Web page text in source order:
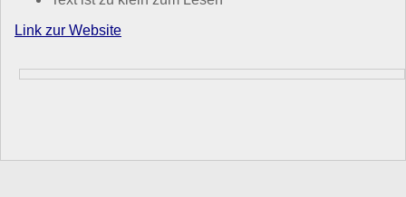
Link zur Website